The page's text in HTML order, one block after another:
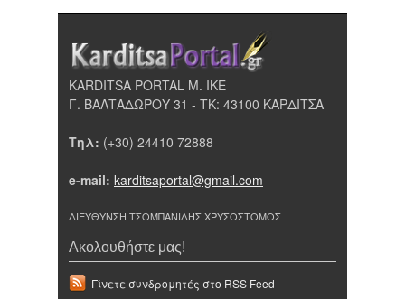
KARDITSA PORTAL Μ. ΙΚΕ
Γ. ΒΑΛΤΑΔΩΡΟΥ 31 - ΤΚ: 43100 ΚΑΡΔΙΤΣΑ
Τηλ: (+30) 24410 72888
e-mail: karditsaportal@gmail.com
ΔΙΕΥΘΥΝΣΗ ΤΣΟΜΠΑΝΙΔΗΣ ΧΡΥΣΟΣΤΟΜΟΣ
Ακολουθήστε μας!
Γίνετε συνδρομητές στο RSS Feed